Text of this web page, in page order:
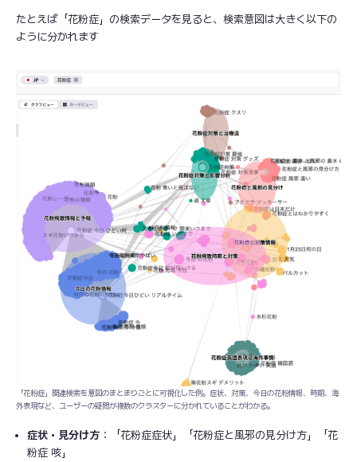
たとえば「花粉症」の検索データを見ると、検索意図は大きく以下の
ように分かれます
「花粉症」関連検索を意図のまとまりごとに可視化した例。症状、対策、今日の花粉情報、時期、海
外表現など、ユーザーの疑問が複数のクラスターに分かれていることがわかる。
症状・見分け方 ：「花粉症症状」「花粉症と風邪の見分け方」「花
粉症 咳」